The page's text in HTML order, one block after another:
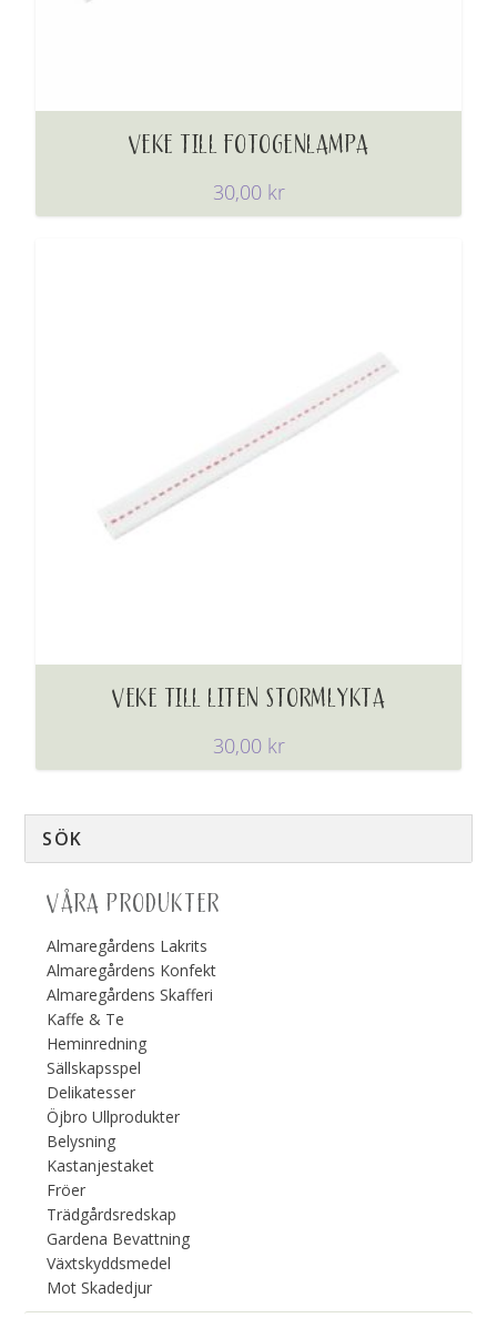
VEKE TILL FOTOGENLAMPA
30,00 kr
VEKE TILL LITEN STORMLYKTA
30,00 kr
VÅRA PRODUKTER
Almaregårdens Lakrits
Almaregårdens Konfekt
Almaregårdens Skafferi
Kaffe & Te
Heminredning
Sällskapsspel
Delikatesser
Öjbro Ullprodukter
Belysning
Kastanjestaket
Fröer
Trädgårdsredskap
Gardena Bevattning
Växtskyddsmedel
Mot Skadedjur